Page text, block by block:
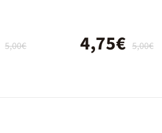
5,00€ 5,00€
4,75€